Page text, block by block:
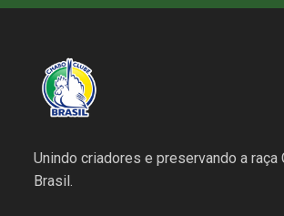
Unindo criadores e preservando a raça
Brasil.